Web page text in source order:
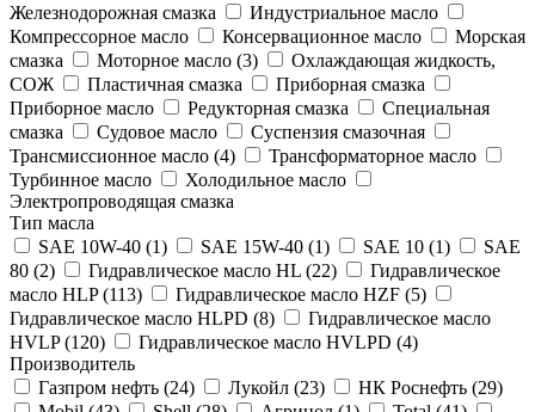
Железнодорожная смазка
Индустриальное масло
Компрессорное масло
Консервационное масло
Морская
смазка
Моторное масло (3)
Охлаждающая жидкость,
СОЖ
Пластичная смазка
Приборная смазка
Приборное масло
Редукторная смазка
Специальная
смазка
Судовое масло
Суспензия смазочная
Трансмиссионное масло (4)
Трансформаторное масло
Турбинное масло
Холодильное масло
Электропроводящая смазка
Тип масла
SAE 10W-40 (1)
SAE 15W-40 (1) SAE 10 (1)
SAE
80 (2)
Гидравлическое масло HL (22)
Гидравлическое
масло HLP (113)
Гидравлическое масло HZF (5)
Гидравлическое масло HLPD (8)
Гидравлическое масло
HVLP (120)
Гидравлическое масло HVLPD (4)
Производитель
Газпром нефть (24)
Лукойл (23)
НК Роснефть (29)